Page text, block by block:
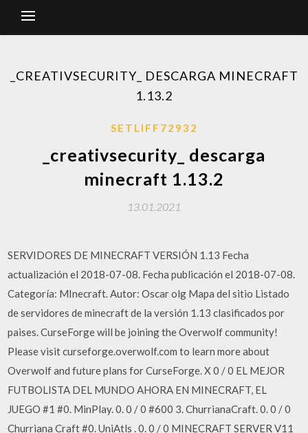
_CREATIVSECURITY_ DESCARGA MINECRAFT
1.13.2
SETLIFF72932
_creativsecurity_ descarga
minecraft 1.13.2
13.01.2021
SERVIDORES DE MINECRAFT VERSIÓN 1.13 Fecha
actualización el 2018-07-08. Fecha publicación el 2018-07-08.
Categoría: MInecraft. Autor: Oscar olg Mapa del sitio Listado
de servidores de minecraft de la versión 1.13 clasificados por
paises. CurseForge will be joining the Overwolf community!
Please visit curseforge.overwolf.com to learn more about
Overwolf and future plans for CurseForge. X 0 / 0 EL MEJOR
FUTBOLISTA DEL MUNDO AHORA EN MINECRAFT, EL
JUEGO #1 #0. MinPlay. 0. 0 / 0 #600 3. ChurrianaCraft. 0. 0 / 0
Churriana Craft #0. UniAtls . 0. 0 / 0 MINECRAFT SERVER V11